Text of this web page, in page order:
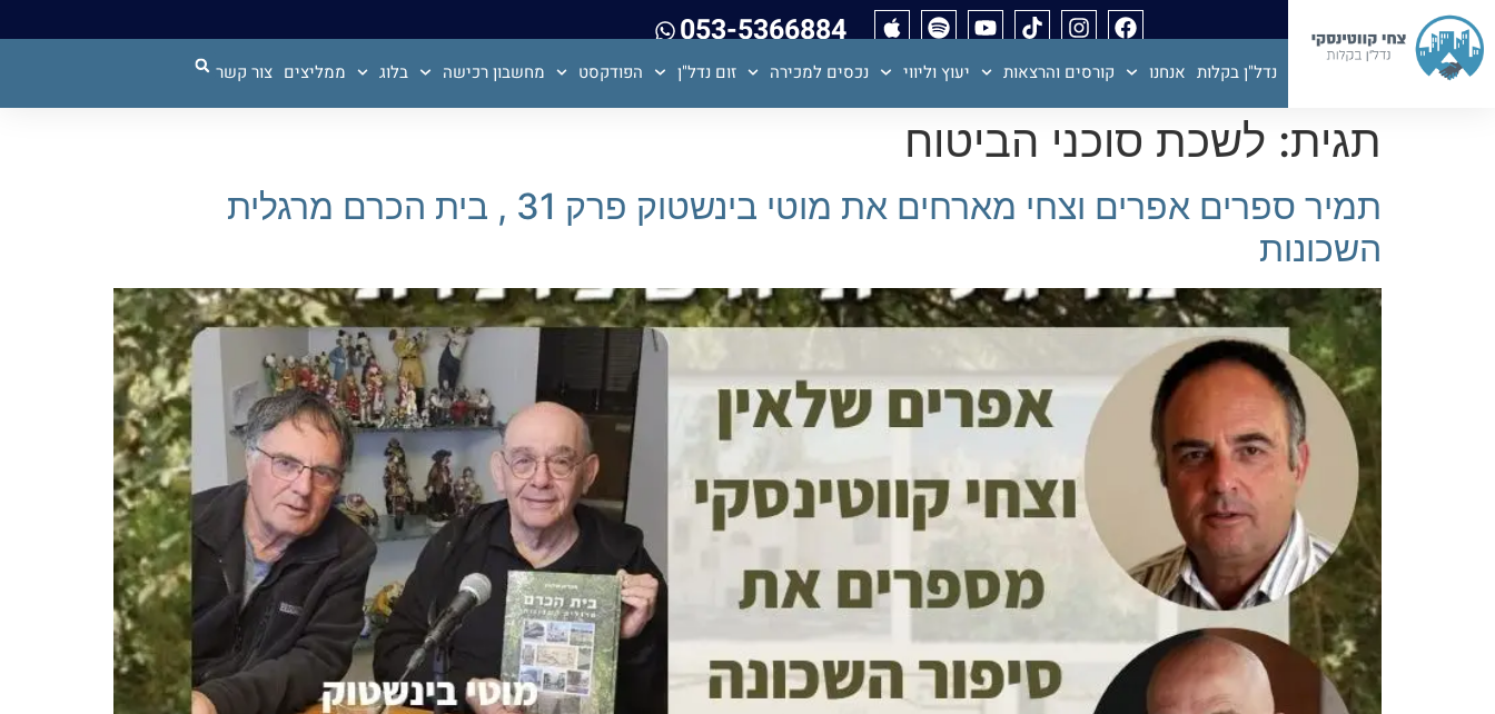
053-5366884
נדל"ן בקלות אנחנו קורסים והרצאות יעוץ וליווי נכסים למכירה זום נדל"ן הפודקסט מחשבון רכישה בלוג ממליצים צור קשר
תגית: לשכת סוכני הביטוח
תמיר ספרים אפרים וצחי מארחים את מוטי בינשטוק פרק 31 , בית הכרם מרגלית
השכונות